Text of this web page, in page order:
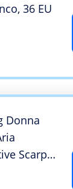
36 EU
Donna
Scarpe